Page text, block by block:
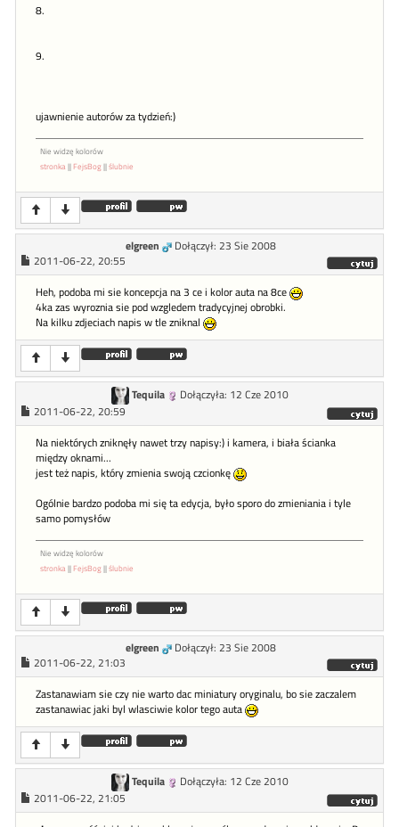
8.
9.
ujawnienie autorów za tydzień:)
Nie widzę kolorów
stronka ||FejsBog||ślubnie
elgreen
Dołączył: 23 Sie 2008
2011-06-22, 20:55
Heh, podoba mi sie koncepcja na 3 ce i kolor auta na 8ce
4ka zas wyroznia sie pod wzgledem tradycyjnej obrobki.
Na kilku zdjeciach napis w tle zniknal
Tequila
Dołączyła: 12 Cze 2010
2011-06-22, 20:59
Na niektórych zniknęły nawet trzy napisy:) i kamera, i biała ścianka
między oknami...
jest też napis, który zmienia swoją czcionkę
Ogólnie bardzo podoba mi się ta edycja, było sporo do zmieniania i tyle
samo pomysłów
Nie widzę kolorów
stronka ||FejsBog||ślubnie
elgreen
Dołączył: 23 Sie 2008
2011-06-22, 21:03
Zastanawiam sie czy nie warto dac miniatury oryginalu, bo sie zaczalem
zastanawiac jaki byl wlasciwie kolor tego auta
Tequila
Dołączyła: 12 Cze 2010
2011-06-22, 21:05